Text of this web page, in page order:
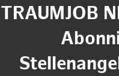
TRAUMJOB